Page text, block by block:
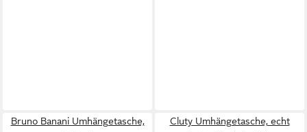
Bruno Banani Umhängetasche,
Cluty Umhängetasche, echt